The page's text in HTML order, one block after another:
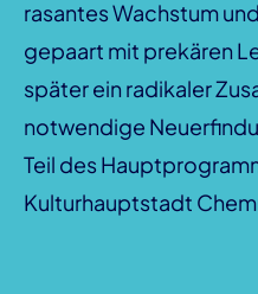
rasantes Wachstum
gepaart mit prekären
später ein radikaler
notwendige
Teil des
Kulturhauptstadt